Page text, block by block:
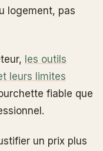
logement, pas
les outils
leurs limites
fiable que
un prix plus